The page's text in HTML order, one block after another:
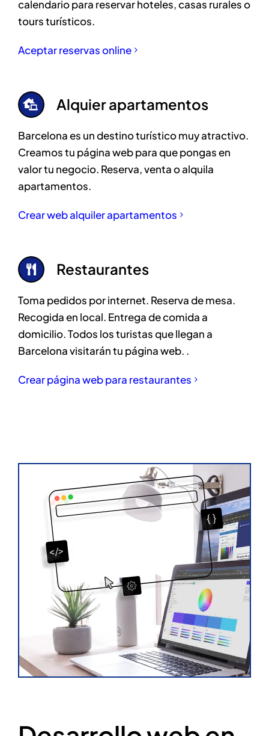
calendario para reservar hoteles, casas rurales o
tours turísticos.
Aceptar reservas online
Alquier apartamentos
Barcelona es un destino turístico muy atractivo.
Creamos tu página web para que pongas en
valor tu negocio. Reserva, venta o alquila
apartamentos.
Crear web alquiler apartamentos
Restaurantes
Toma pedidos por internet. Reserva de mesa.
Recogida en local. Entrega de comida a
domicilio. Todos los turistas que llegan a
Barcelona visitarán tu página web. .
Crear página web para restaurantes